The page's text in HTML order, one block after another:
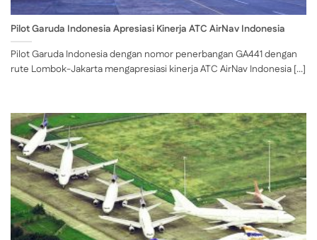
Pilot Garuda Indonesia Apresiasi Kinerja ATC AirNav Indonesia
Pilot Garuda Indonesia dengan nomor penerbangan GA441 dengan
rute Lombok-Jakarta mengapresiasi kinerja ATC AirNav Indonesia [...]